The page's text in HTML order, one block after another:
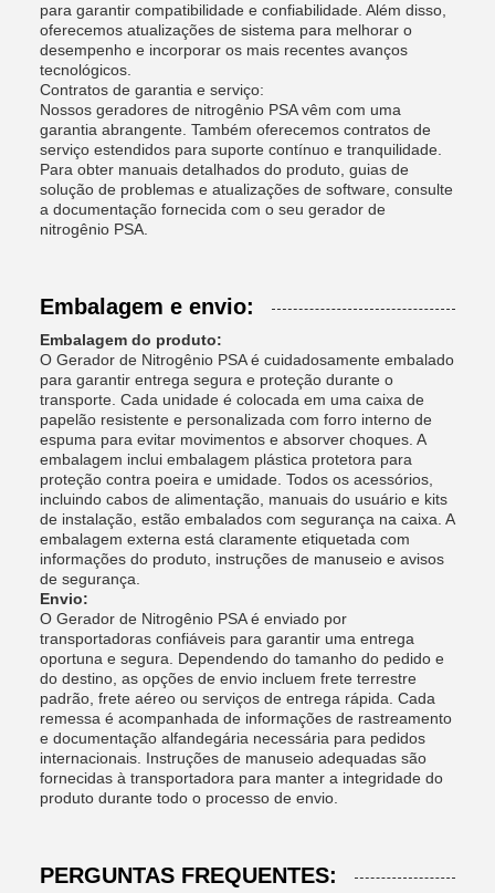
para garantir compatibilidade e confiabilidade. Além disso,
oferecemos atualizações de sistema para melhorar o
desempenho e incorporar os mais recentes avanços
tecnológicos.
Contratos de garantia e serviço:
Nossos geradores de nitrogênio PSA vêm com uma
garantia abrangente. Também oferecemos contratos de
serviço estendidos para suporte contínuo e tranquilidade.
Para obter manuais detalhados do produto, guias de
solução de problemas e atualizações de software, consulte
a documentação fornecida com o seu gerador de
nitrogênio PSA.
Embalagem e envio:
Embalagem do produto:
O Gerador de Nitrogênio PSA é cuidadosamente embalado
para garantir entrega segura e proteção durante o
transporte. Cada unidade é colocada em uma caixa de
papelão resistente e personalizada com forro interno de
espuma para evitar movimentos e absorver choques. A
embalagem inclui embalagem plástica protetora para
proteção contra poeira e umidade. Todos os acessórios,
incluindo cabos de alimentação, manuais do usuário e kits
de instalação, estão embalados com segurança na caixa. A
embalagem externa está claramente etiquetada com
informações do produto, instruções de manuseio e avisos
de segurança.
Envio:
O Gerador de Nitrogênio PSA é enviado por
transportadoras confiáveis ​​para garantir uma entrega
oportuna e segura. Dependendo do tamanho do pedido e
do destino, as opções de envio incluem frete terrestre
padrão, frete aéreo ou serviços de entrega rápida. Cada
remessa é acompanhada de informações de rastreamento
e documentação alfandegária necessária para pedidos
internacionais. Instruções de manuseio adequadas são
fornecidas à transportadora para manter a integridade do
produto durante todo o processo de envio.
PERGUNTAS FREQUENTES: